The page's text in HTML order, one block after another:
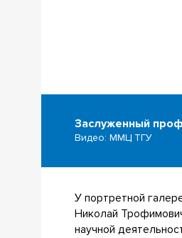
Заслуженный
Видео: ММЦ ТГУ
У портретной
Николай
научной